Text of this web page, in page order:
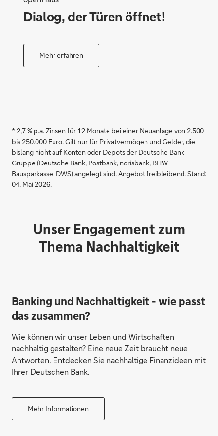
Dialog, der Türen öffnet!
Mehr erfahren
* 2,7 % p.a. Zinsen für 12 Monate bei einer Neuanlage von 2.500
bis 250.000 Euro. Gilt nur für Privatvermögen und Gelder, die
bislang nicht auf Konten oder Depots der Deutsche Bank
Gruppe (Deutsche Bank, Postbank, norisbank, BHW
Bausparkasse, DWS) angelegt sind. Angebot freibleibend. Stand:
04. Mai 2026.
Unser Engagement zum
Thema Nachhaltigkeit
Banking und Nachhaltigkeit - wie passt
das zusammen?
Wie können wir unser Leben und Wirtschaften
nachhaltig gestalten? Eine neue Zeit braucht neue
Antworten. Entdecken Sie nachhaltige Finanzideen mit
Ihrer Deutschen Bank.
Mehr Informationen